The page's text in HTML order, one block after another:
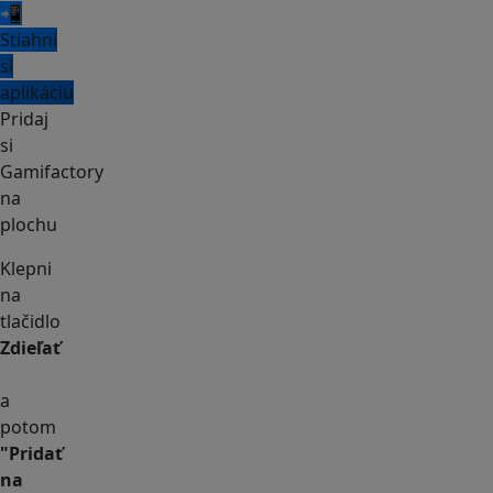
📲
Stiahni
si
aplikáciu
Pridaj
si
Gamifactory
na
plochu
Klepni
na
tlačidlo
Zdieľať
a
potom
"Pridať
na